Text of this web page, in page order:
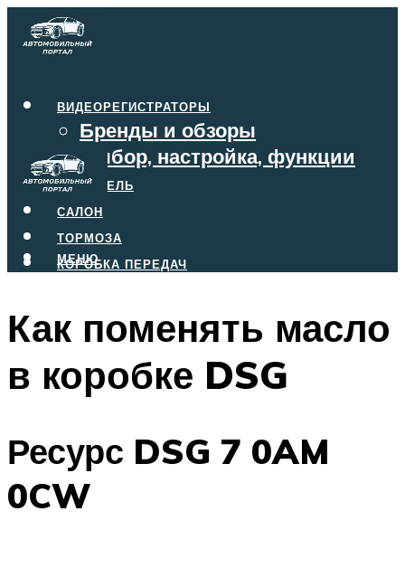
ВИДЕОРЕГИСТРАТОРЫ
Бренды и обзоры
Выбор, настройка, функции
ДВИГАТЕЛЬ
САЛОН
ТОРМОЗА
КОРОБКА ПЕРЕДАЧ
МЕНЮ
МЕНЮ
Как поменять масло
в коробке DSG
Ресурс DSG 7 0AM
0CW